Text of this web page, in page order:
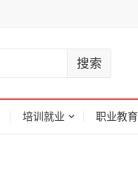
培训就业 职业教育